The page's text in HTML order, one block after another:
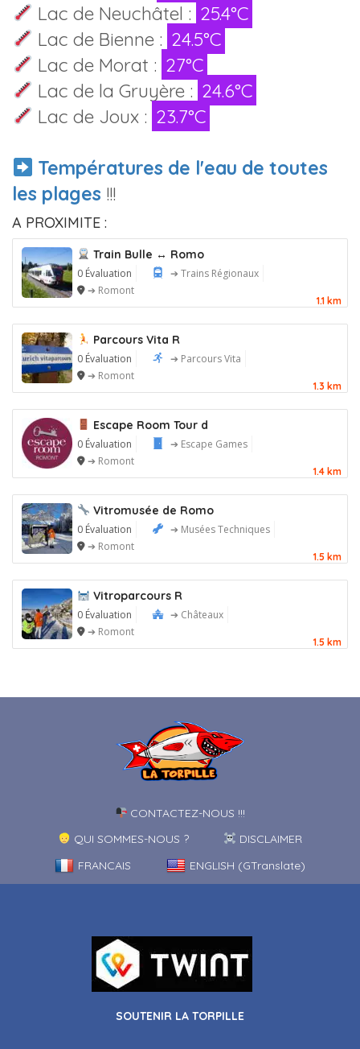
Lac de Neuchâtel : 25.4°C
Lac de Bienne : 24.5°C
Lac de Morat : 27°C
Lac de la Gruyère : 24.6°C
Lac de Joux : 23.7°C
Températures de l'eau de toutes
les plages !!!
A PROXIMITE :
Train Bulle ↔ Romo
0 Évaluation
➔ Trains Régionaux
➔ Romont
1.1 km
Parcours Vita R
0 Évaluation
➔ Parcours Vita
➔ Romont
1.3 km
Escape Room Tour d
0 Évaluation
➔ Escape Games
➔ Romont
1.4 km
Vitromusée de Romo
0 Évaluation
➔ Musées Techniques
➔ Romont
1.5 km
Vitroparcours R
0 Évaluation
➔ Châteaux
➔ Romont
1.5 km
CONTACTEZ-NOUS !!!
QUI SOMMES-NOUS ?
DISCLAIMER
FRANCAIS
ENGLISH (GTranslate)
SOUTENIR LA TORPILLE